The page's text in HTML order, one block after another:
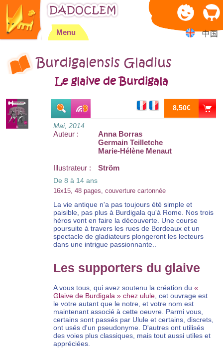
Jump to navigation
Menu 中国
Burdigalensis Gladius
Le glaive de Burdigala
8,50€
Mai, 2014
Auteur :
Anna Borras
Germain Teilletche
Marie-Hélène Menaut
Illustrateur :
Ström
De 8 à 14 ans
16x15, 48 pages, couverture cartonnée
La vie antique n'a pas toujours été simple et
paisible, pas plus à Burdigala qu'à Rome. Nos trois
héros vont en faire la découverte. Une course
poursuite à travers les rues de Bordeaux et un
spectacle de gladiateurs plongeront les lecteurs
dans une intrigue passionnante..
Les supporters du glaive
A vous tous, qui avez soutenu la création du«
Glaive de Burdigala » chez ulule , cet ouvrage est
le votre autant que le notre, et votre nom est
maintenant associé à cette oeuvre. Parmi vous,
certains sont passés par Ulule et certains, discrets,
ont usés d'un pseudonyme. D'autres ont utilisés
des voies plus classiques, mais tout aussi utiles et
appréciées.